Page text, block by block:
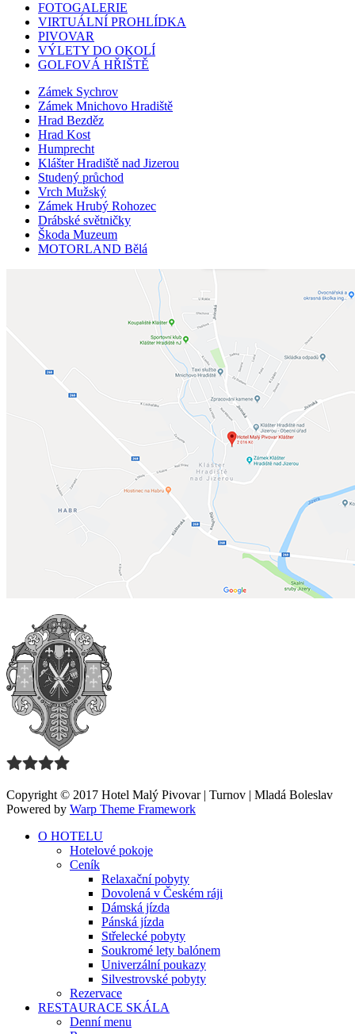
FOTOGALERIE
VIRTUÁLNÍ PROHLÍDKA
PIVOVAR
VÝLETY DO OKOLÍ
GOLFOVÁ HŘIŠTĚ
Zámek Sychrov
Zámek Mnichovo Hradiště
Hrad Bezděz
Hrad Kost
Humprecht
Klášter Hradiště nad Jizerou
Studený průchod
Vrch Mužský
Zámek Hrubý Rohozec
Drábské světničky
Škoda Muzeum
MOTORLAND Bělá
Copyright © 2017 Hotel Malý Pivovar | Turnov | Mladá Boleslav
Powered by Warp Theme Framework
O HOTELU
Hotelové pokoje
Ceník
Relaxační pobyty
Dovolená v Českém ráji
Dámská jízda
Pánská jízda
Střelecké pobyty
Soukromé lety balónem
Univerzální poukazy
Silvestrovské pobyty
Rezervace
RESTAURACE SKÁLA
Denní menu